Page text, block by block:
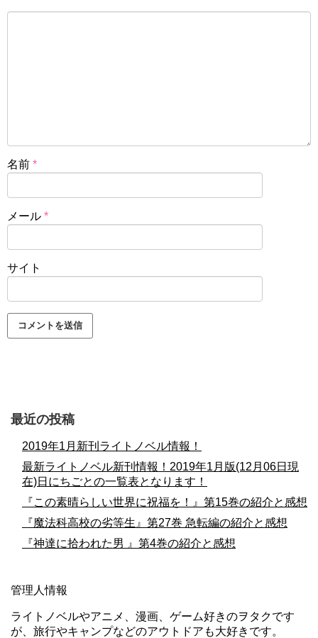
名前 *
メール *
サイト
最近の投稿
2019年1月新刊ライトノベル情報！
最新ライトノベル新刊情報！2019年1月版(12月06日現
在)日にちごとの一覧表となります！
『この素晴らしい世界に祝福を！』第15巻の紹介と感想
『魔法科高校の劣等生』第27巻 急転編の紹介と感想
『神達に拾われた男 』第4巻の紹介と感想
管理人情報
ライトノベルやアニメ、漫画、ゲーム好きのヲタクです
が、旅行やキャンプなどのアウトドアも大好きです。